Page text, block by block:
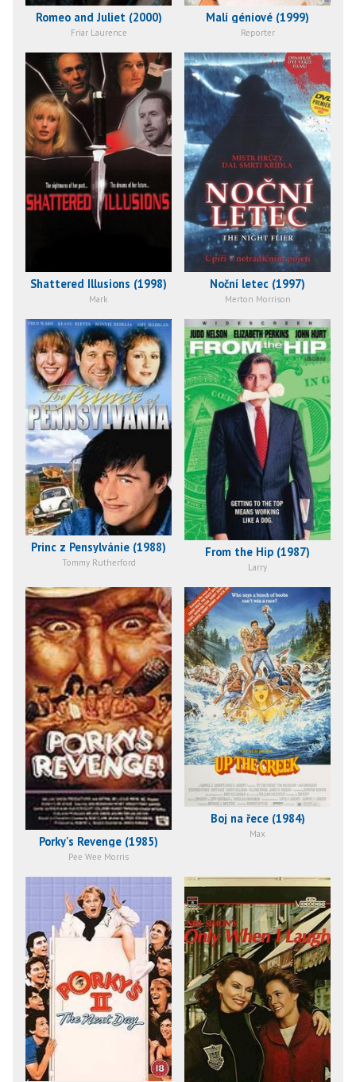
Romeo and Juliet (2000)
Friar Laurence
Malí géniové (1999)
Reporter
Shattered Illusions (1998)
Mark
Noční letec (1997)
Merton Morrison
Princ z Pensylvánie (1988)
Tommy Rutherford
From the Hip (1987)
Larry
Porky's Revenge (1985)
Pee Wee Morris
Boj na řece (1984)
Max